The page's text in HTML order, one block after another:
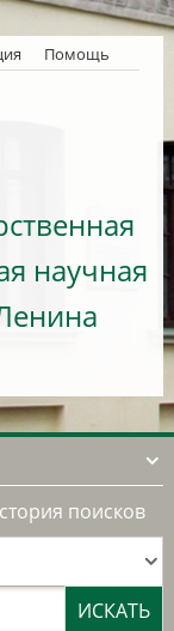
Помощь
научная
поисков